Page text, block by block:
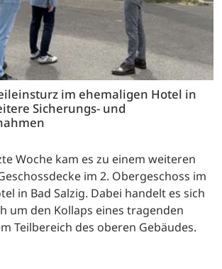
im ehemaligen Hotel in
Sicherungs- und
Woche kam es zu einem weiteren
im 2. Obergeschoss im
in Bad Salzig. Dabei handelt es sich
um den Kollaps eines tragenden
Teilbereich des oberen Gebäudes.